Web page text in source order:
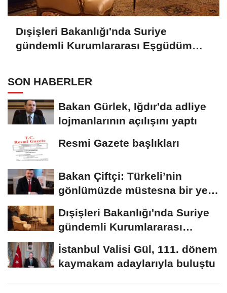
Dışişleri Bakanlığı'nda Suriye
gündemli Kurumlararası Eşgüdüm
SON HABERLER
Bakan Gürlek, Iğdır'da adliye
lojmanlarının açılışını yaptı
Resmi Gazete başlıkları
Bakan Çiftçi: Türkeli’nin
gönlümüzde müstesna bir yeri
Dışişleri Bakanlığı'nda Suriye
gündemli Kurumlararası
Eşgüdüm...
İstanbul Valisi Gül, 111. dönem
kaymakam adaylarıyla buluştu